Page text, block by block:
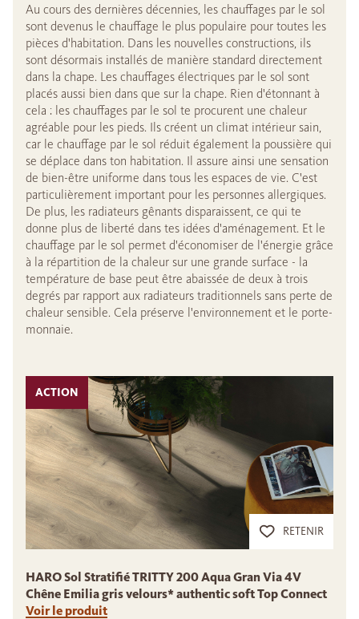
Au cours des dernières décennies, les chauffages par le sol
sont devenus le chauffage le plus populaire pour toutes les
pièces d'habitation. Dans les nouvelles constructions, ils
sont désormais installés de manière standard directement
dans la chape. Les chauffages électriques par le sol sont
placés aussi bien dans que sur la chape. Rien d'étonnant à
cela : les chauffages par le sol te procurent une chaleur
agréable pour les pieds. Ils créent un climat intérieur sain,
car le chauffage par le sol réduit également la poussière qui
se déplace dans ton habitation. Il assure ainsi une sensation
de bien-être uniforme dans tous les espaces de vie. C'est
particulièrement important pour les personnes allergiques.
De plus, les radiateurs gênants disparaissent, ce qui te
donne plus de liberté dans tes idées d'aménagement. Et le
chauffage par le sol permet d'économiser de l'énergie grâce
à la répartition de la chaleur sur une grande surface - la
température de base peut être abaissée de deux à trois
degrés par rapport aux radiateurs traditionnels sans perte de
chaleur sensible. Cela préserve l'environnement et le porte-
monnaie.
ACTION
RETENIR
HARO Sol Stratifié TRITTY 200 Aqua Gran Via 4V
Chêne Emilia gris velours* authentic soft Top Connect
Voir le produit